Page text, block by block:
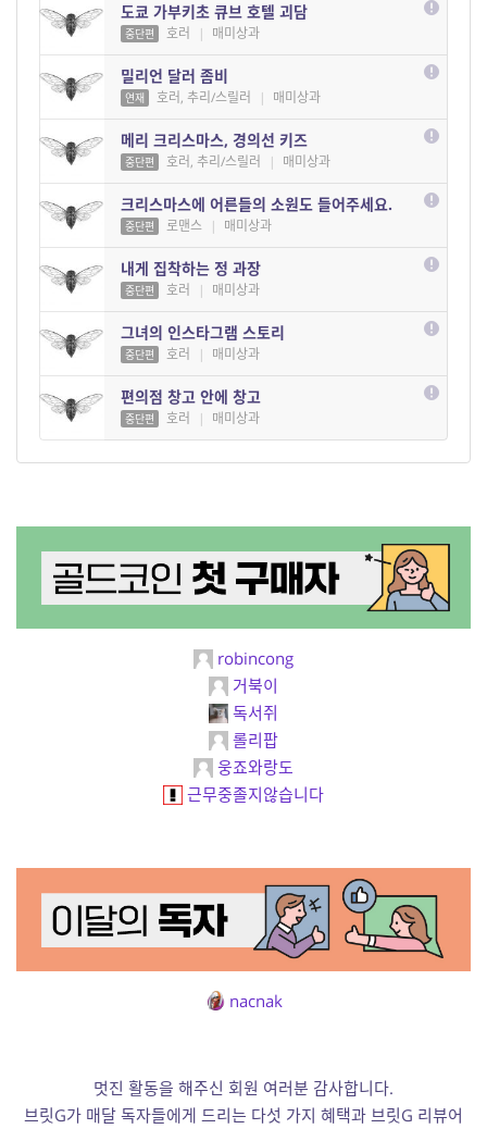
도쿄 가부키초 큐브 호텔 괴담
중단편 호러 | 매미상과
밀리언 달러 좀비
연재 호러, 추리/스릴러 | 매미상과
메리 크리스마스, 경의선 키즈
중단편 호러, 추리/스릴러 | 매미상과
크리스마스에 어른들의 소원도 들어주세요.
중단편 로맨스 | 매미상과
내게 집착하는 정 과장
중단편 호러 | 매미상과
그녀의 인스타그램 스토리
중단편 호러 | 매미상과
편의점 창고 안에 창고
중단편 호러 | 매미상과
robincong
거북이
독서쥐
롤리팝
웅죠와랑도
근무중졸지않습니다
nacnak
멋진 활동을 해주신 회원 여러분 감사합니다.
브릿G가 매달 독자들에게 드리는 다섯 가지 혜택과 브릿G 리뷰어